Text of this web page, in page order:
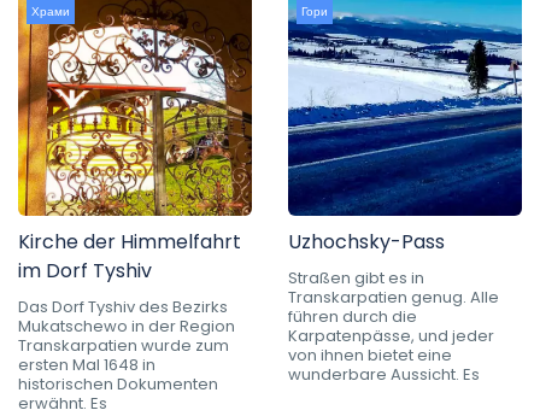
Храми
Kirche der Himmelfahrt
im Dorf Tyshiv
Das Dorf Tyshiv des Bezirks
Mukatschewo in der Region
Transkarpatien wurde zum
ersten Mal 1648 in
historischen Dokumenten
erwähnt. Es
Гори
Uzhochsky-Pass
Straßen gibt es in
Transkarpatien genug. Alle
führen durch die
Karpatenpässe, und jeder
von ihnen bietet eine
wunderbare Aussicht. Es